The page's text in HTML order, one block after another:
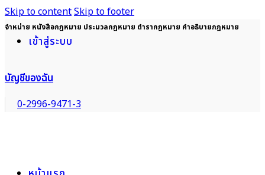
Skip to contentSkip to footer
จำหน่าย หนังสือกฎหมาย ประมวลกฎหมาย ตำรากฎหมาย คำอธิบายกฎหมาย
เข้าสู่ระบบ
บัญชีของฉัน
0-2996-9471-3